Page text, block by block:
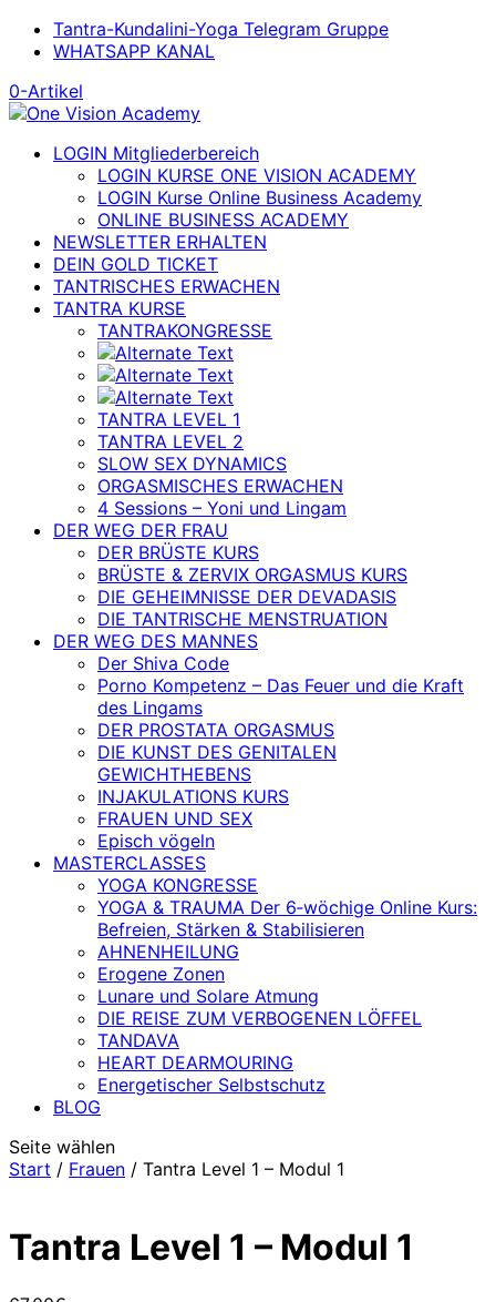
Tantra-Kundalini-Yoga Telegram Gruppe
WHATSAPP KANAL
0-Artikel
LOGIN Mitgliederbereich
LOGIN KURSE ONE VISION ACADEMY
LOGIN Kurse Online Business Academy
ONLINE BUSINESS ACADEMY
NEWSLETTER ERHALTEN
DEIN GOLD TICKET
TANTRISCHES ERWACHEN
TANTRA KURSE
TANTRAKONGRESSE
TANTRA LEVEL 1
TANTRA LEVEL 2
SLOW SEX DYNAMICS
ORGASMISCHES ERWACHEN
4 Sessions – Yoni und Lingam
DER WEG DER FRAU
DER BRÜSTE KURS
BRÜSTE & ZERVIX ORGASMUS KURS
DIE GEHEIMNISSE DER DEVADASIS
DIE TANTRISCHE MENSTRUATION
DER WEG DES MANNES
Der Shiva Code
Porno Kompetenz – Das Feuer und die Kraft
des Lingams
DER PROSTATA ORGASMUS
DIE KUNST DES GENITALEN
GEWICHTHEBENS
INJAKULATIONS KURS
FRAUEN UND SEX
Episch vögeln
MASTERCLASSES
YOGA KONGRESSE
YOGA & TRAUMA Der 6‑wöchige Online Kurs:
Befreien, Stärken & Stabilisieren
AHNENHEILUNG
Erogene Zonen
Lunare und Solare Atmung
DIE REISE ZUM VERBOGENEN LÖFFEL
TANDAVA
HEART DEARMOURING
Energetischer Selbstschutz
BLOG
Seite wählen
Start / Frauen / Tantra Level 1 – Modul 1
Tantra Level 1 – Modul 1